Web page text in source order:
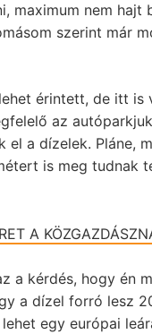
maximum nem hajt
szerint már
érintett, de itt is
az
el a dízelek. Pláne,
is meg tudnak
A
a kérdés, hogy én
a dízel forró lesz
egy európai